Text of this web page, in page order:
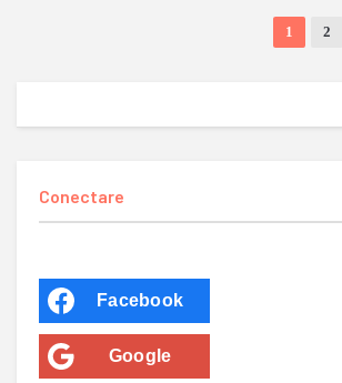
1 2
Conectare
Facebook
Google